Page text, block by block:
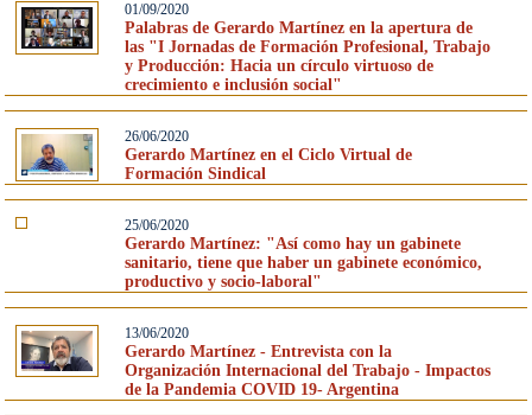
01/09/2020
Palabras de Gerardo Martínez en la apertura de
las "I Jornadas de Formación Profesional, Trabajo
y Producción: Hacia un círculo virtuoso de
crecimiento e inclusión social"
26/06/2020
Gerardo Martínez en el Ciclo Virtual de
Formación Sindical
25/06/2020
Gerardo Martínez: "Así como hay un gabinete
sanitario, tiene que haber un gabinete económico,
productivo y socio-laboral"
13/06/2020
Gerardo Martínez - Entrevista con la
Organización Internacional del Trabajo - Impactos
de la Pandemia COVID 19- Argentina